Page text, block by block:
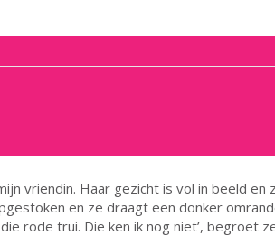
vriendin. Haar gezicht is vol in beeld en
en ze draagt een donker
rode trui. Die ken ik nog niet’, begroet